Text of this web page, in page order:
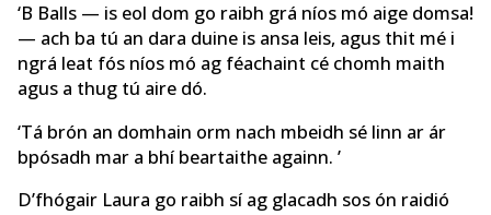
‘B Balls — is eol dom go raibh grá níos mó aige domsa!
— ach ba tú an dara duine is ansa leis, agus thit mé i
ngrá leat fós níos mó ag féachaint cé chomh maith
agus a thug tú aire dó.
‘Tá brón an domhain orm nach mbeidh sé linn ar ár
bpósadh mar a bhí beartaithe againn. ‍’
D’fhógair Laura go raibh sí ag glacadh sos ón raidió